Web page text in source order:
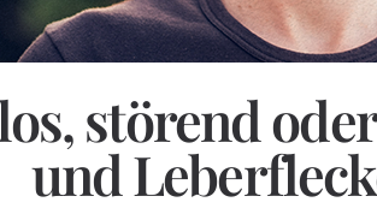
störend
und